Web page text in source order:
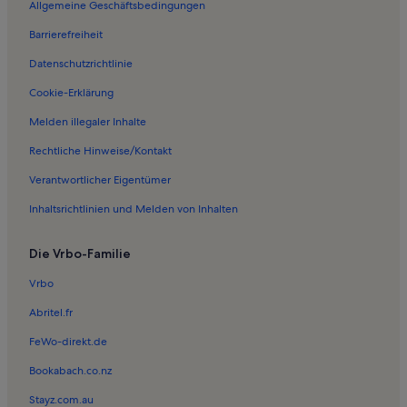
Ferienwohnungen in Hermannshagen-Heide
Ferienwohnungen in Hessenburg
Ferienwohnungen in Saal
Ferienwohnungen in Strand von Darßer Ort
Ferienwohnungen in Dierhagen Ost
Ferienwohnungen in Strand von Ahrenshoop
Ferienwohnungen in Strand Dierhagen
Ferienwohnungen in Rügen
Ferienwohnungen in Zingst
Ferienwohnungen in Fuhlendorf
Ferienwohnungen in Langendamm
Ferienwohnungen in Dierhagen Strand
Ferienwohnungen in Darß
Ferienwohnungen in Kunstmuseum Ahrenshoop
Allgemeine Geschäftsbedingungen
Barrierefreiheit
Datenschutzrichtlinie
Cookie-Erklärung
Melden illegaler Inhalte
Rechtliche Hinweise/Kontakt
Verantwortlicher Eigentümer
Inhaltsrichtlinien und Melden von Inhalten
Die Vrbo-Familie
Vrbo
Abritel.fr
FeWo-direkt.de
Bookabach.co.nz
Stayz.com.au